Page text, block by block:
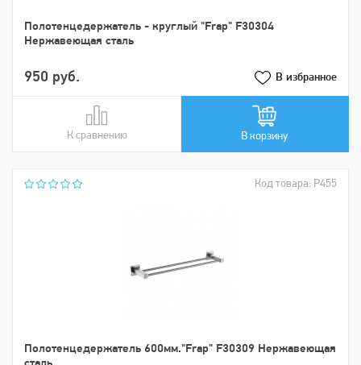
Полотенцедержатель - круглый "Frap" F30304
Нержавеющая сталь
950 руб. В избранное
К сравнению
В сравнении В корзину
Код товара: Р455
Полотенцедержатель 600мм."Frap" F30309 Нержавеющая